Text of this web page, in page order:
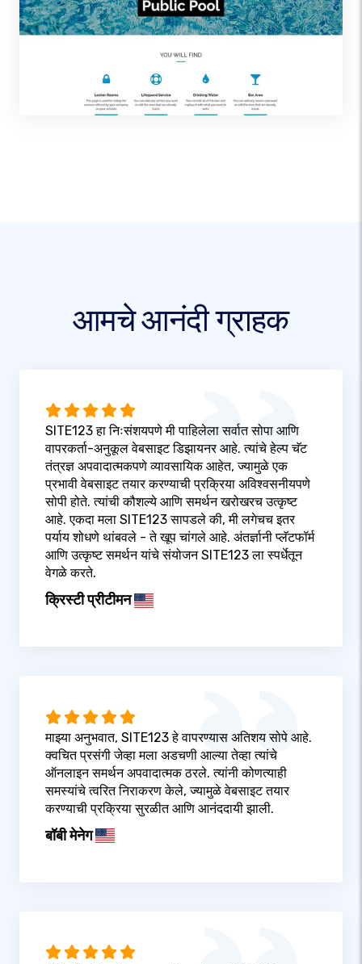
आमचे आनंदी ग्राहक
SITE123 हा निःसंशयपणे मी पाहिलेला सर्वात सोपा आणि
वापरकर्ता-अनुकूल वेबसाइट डिझायनर आहे. त्यांचे हेल्प चॅट
तंत्रज्ञ अपवादात्मकपणे व्यावसायिक आहेत, ज्यामुळे एक
प्रभावी वेबसाइट तयार करण्याची प्रक्रिया अविश्वसनीयपणे
सोपी होते. त्यांची कौशल्ये आणि समर्थन खरोखरच उत्कृष्ट
आहे. एकदा मला SITE123 सापडले की, मी लगेचच इतर
पर्याय शोधणे थांबवले - ते खूप चांगले आहे. अंतर्ज्ञानी प्लॅटफॉर्म
आणि उत्कृष्ट समर्थन यांचे संयोजन SITE123 ला स्पर्धेतून
वेगळे करते.
क्रिस्टी प्रीटीमन
माझ्या अनुभवात, SITE123 हे वापरण्यास अतिशय सोपे आहे.
क्वचित प्रसंगी जेव्हा मला अडचणी आल्या तेव्हा त्यांचे
ऑनलाइन समर्थन अपवादात्मक ठरले. त्यांनी कोणत्याही
समस्यांचे त्वरित निराकरण केले, ज्यामुळे वेबसाइट तयार
करण्याची प्रक्रिया सुरळीत आणि आनंददायी झाली.
बॉबी मेनेग